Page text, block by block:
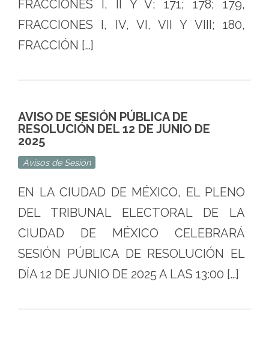
FRACCIONES I, II Y V; 171; 178; 179,
FRACCIONES I, IV, VI, VII Y VIII; 180,
FRACCIÓN […]
AVISO DE SESIÓN PÚBLICA DE
RESOLUCIÓN DEL 12 DE JUNIO DE
2025
Avisos de Sesión
EN LA CIUDAD DE MÉXICO, EL PLENO
DEL TRIBUNAL ELECTORAL DE LA
CIUDAD DE MÉXICO CELEBRARÁ
SESIÓN PÚBLICA DE RESOLUCIÓN EL
DÍA 12 DE JUNIO DE 2025 A LAS 13:00 […]